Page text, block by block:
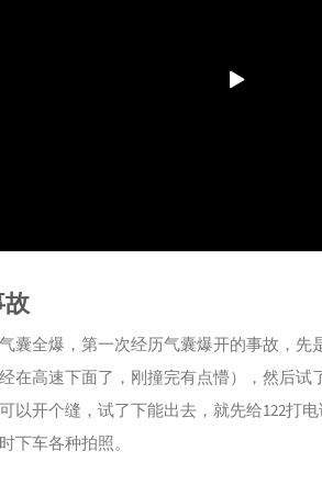
囊全爆，第一次经历气囊爆开的事故，先
在高速下面了，刚撞完有点懵），然后试
以开个缝，试了下能出去，就先给122打
下车各种拍照。